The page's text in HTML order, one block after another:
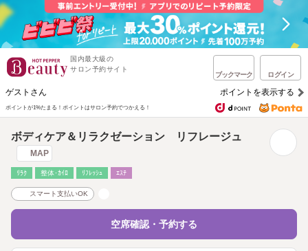
国内最大級の
サロン予約サイト
ブックマーク ログイン
ゲストさん ポイントを表示する
ポイントが1%たまる！ ポイントはサロン予約でつかえる！
ボディケア＆リラクゼーション リフレージュ
MAP
ﾘﾗｸ 整体･ｶｲﾛ ﾘﾌﾚｯｼｭ ｴｽﾃ
スマート支払いOK
空席確認・予約する